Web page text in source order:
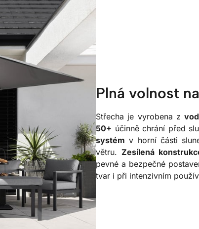
Plná volnost
Střecha je vyrobena z
50+ účinně chrání před
systém v horní části
větru. Zesílená
pevné a bezpečné
tvar i při intenzivním